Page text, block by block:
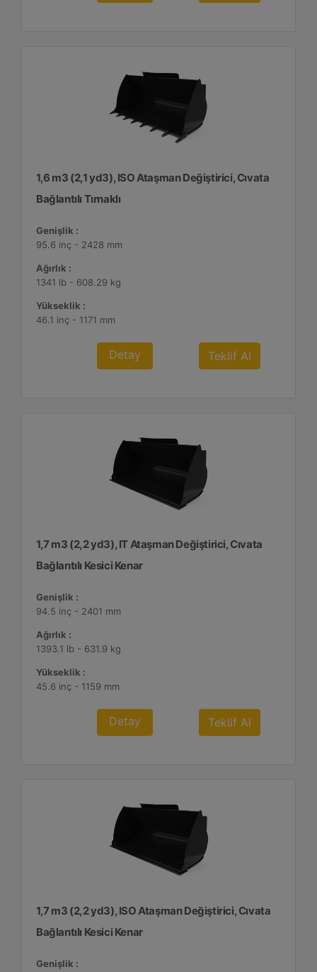
1,6 m3 (2,1 yd3), ISO Ataşman Değiştirici, Cıvata
Bağlantılı Tırnaklı
Genişlik :
95.6 inç - 2428 mm
Ağırlık :
1341 lb - 608.29 kg
Yükseklik :
46.1 inç - 1171 mm
Detay Teklif Al
1,7 m3 (2,2 yd3), IT Ataşman Değiştirici, Cıvata
Bağlantılı Kesici Kenar
Genişlik :
94.5 inç - 2401 mm
Ağırlık :
1393.1 lb - 631.9 kg
Yükseklik :
45.6 inç - 1159 mm
Detay Teklif Al
1,7 m3 (2,2 yd3), ISO Ataşman Değiştirici, Cıvata
Bağlantılı Kesici Kenar
Genişlik :